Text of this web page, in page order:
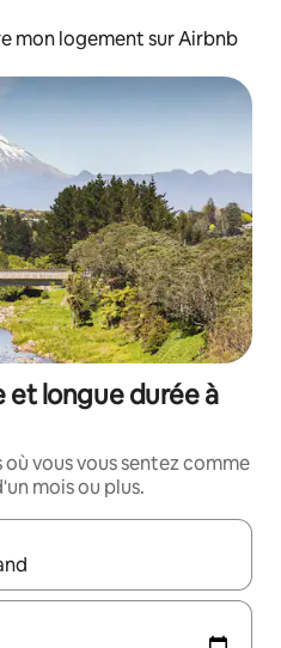
mon logement sur Airbnb
et longue durée à
vous vous sentez comme
mois ou plus.
utilisez les flèches vers le